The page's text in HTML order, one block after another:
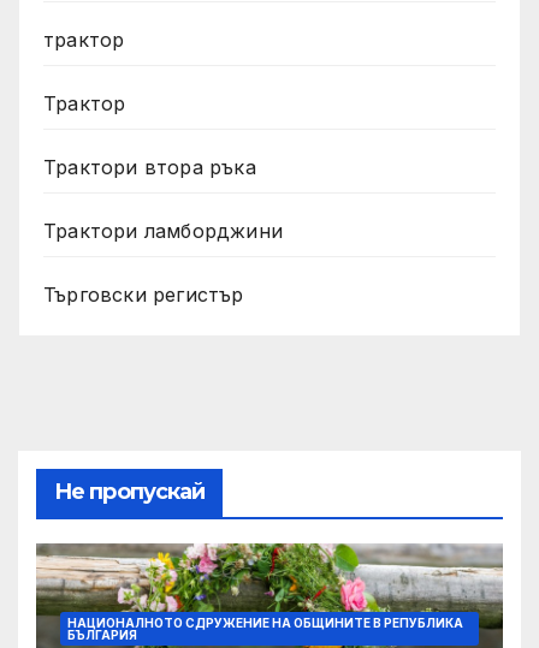
трактор
Трактор
Трактори втора ръка
Трактори ламборджини
Търговски регистър
Не пропускай
НАЦИОНАЛНОТО СДРУЖЕНИЕ НА ОБЩИНИТЕ В РЕПУБЛИКА
БЪЛГАРИЯ